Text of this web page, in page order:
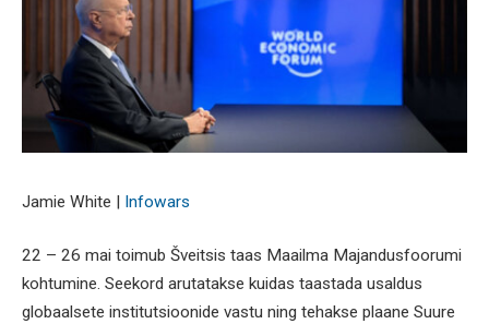
Jamie White | Infowars
22 – 26 mai toimub Šveitsis taas Maailma Majandusfoorumi
kohtumine. Seekord arutatakse kuidas taastada usaldus
globaalsete institutsioonide vastu ning tehakse plaane Suure